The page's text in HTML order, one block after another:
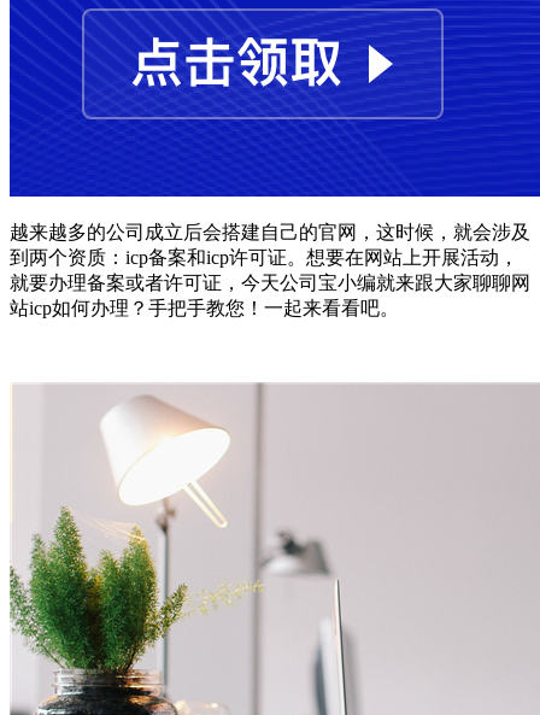
越来越多的公司成立后会搭建自己的官网，这时候，就会涉及
到两个资质：icp备案和icp许可证。想要在网站上开展活动，
就要办理备案或者许可证，今天公司宝小编就来跟大家聊聊网
站icp如何办理？手把手教您！一起来看看吧。